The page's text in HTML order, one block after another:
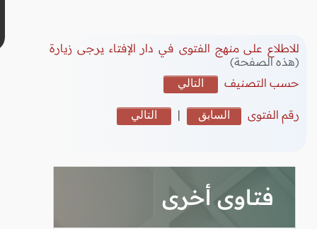
للاطلاع على منهج الفتوى في دار الإفتاء يرجى زيارة
(هذه الصفحة)
حسب التصنيف
التالي
رقم الفتوى السابق | التالي
فتاوى أخرى